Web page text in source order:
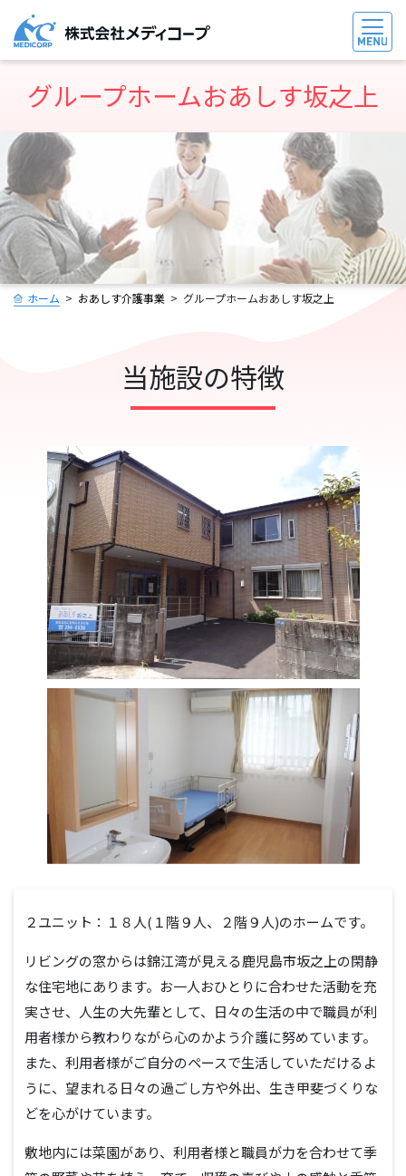
グループホームおあしす坂之上
ホーム おあしす介護事業 グループホームおあしす坂之上
当施設の特徴
２ユニット：１８人(１階９人、２階９人)のホームです。
リビングの窓からは錦江湾が見える鹿児島市坂之上の閑静
な住宅地にあります。お一人おひとりに合わせた活動を充
実させ、人生の大先輩として、日々の生活の中で職員が利
用者様から教わりながら心のかよう介護に努めています。
また、利用者様がご自分のペースで生活していただけるよ
うに、望まれる日々の過ごし方や外出、生き甲斐づくりな
どを心がけています。
敷地内には菜園があり、利用者様と職員が力を合わせて季